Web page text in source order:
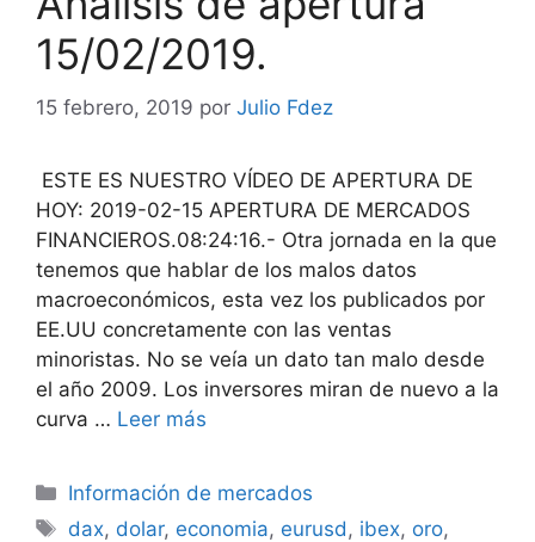
15/02/2019.
15 febrero, 2019 por Julio Fdez
ESTE ES NUESTRO VÍDEO DE APERTURA DE
HOY: 2019-02-15 APERTURA DE MERCADOS
FINANCIEROS.08:24:16.- Otra jornada en la que
tenemos que hablar de los malos datos
macroeconómicos, esta vez los publicados por
EE.UU concretamente con las ventas
minoristas. No se veía un dato tan malo desde
el año 2009. Los inversores miran de nuevo a la
curva … Leer más
Categorías
Información de mercados
Etiquetas
dax, dolar, economia, eurusd , ibex, oro,